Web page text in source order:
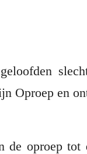
Oproep en
de oproep